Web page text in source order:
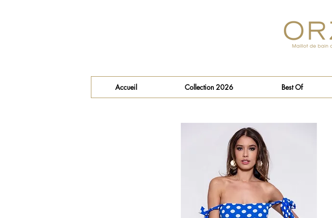
Accueil Collection 2026 Best Of